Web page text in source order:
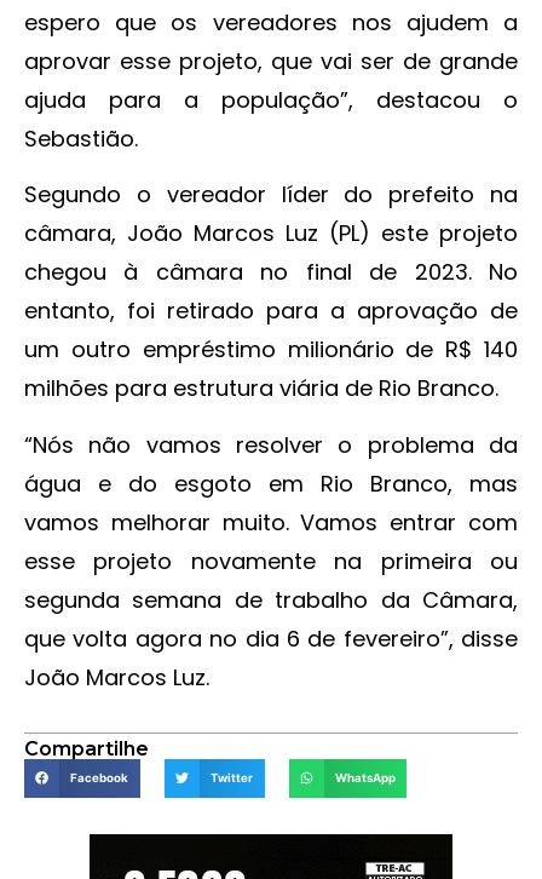
espero que os vereadores nos ajudem a
aprovar esse projeto, que vai ser de grande
ajuda para a população”, destacou o
Sebastião.
Segundo o vereador líder do prefeito na
câmara, João Marcos Luz (PL) este projeto
chegou à câmara no final de 2023. No
entanto, foi retirado para a aprovação de
um outro empréstimo milionário de R$ 140
milhões para estrutura viária de Rio Branco.
“Nós não vamos resolver o problema da
água e do esgoto em Rio Branco, mas
vamos melhorar muito. Vamos entrar com
esse projeto novamente na primeira ou
segunda semana de trabalho da Câmara,
que volta agora no dia 6 de fevereiro”, disse
João Marcos Luz.
Compartilhe
Facebook Twitter WhatsApp